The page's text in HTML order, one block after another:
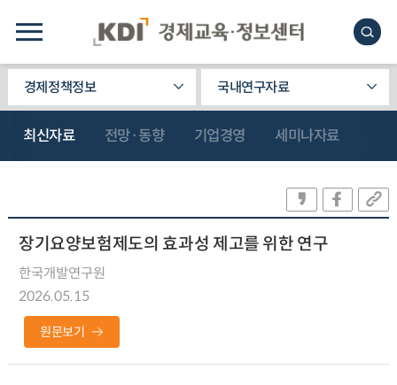
경제정책정보 국내연구자료
최신자료 전망·동향 기업경영 세미나자료
장기요양보험제도의 효과성 제고를 위한 연구
한국개발연구원
2026.05.15
원문보기